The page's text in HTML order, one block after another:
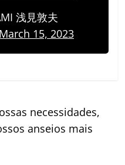
浅見敦夫
March 15, 2023
necessidades,
anseios mais